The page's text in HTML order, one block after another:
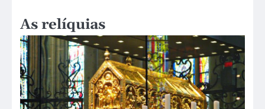
As relíquias